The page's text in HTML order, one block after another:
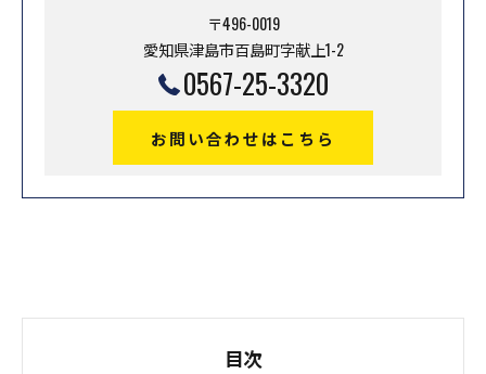
〒496-0019
愛知県津島市百島町字献上1-2
0567-25-3320
お問い合わせはこちら
目次